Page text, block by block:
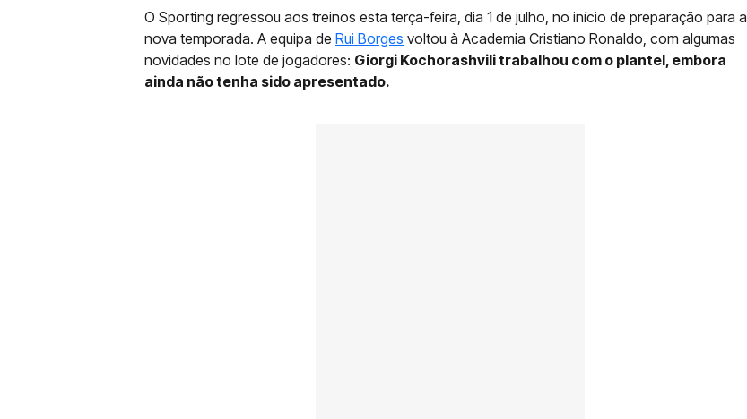
O Sporting regressou aos treinos esta terça-feira, dia 1 de julho, no início de preparação para a
nova temporada. A equipa de Rui Borges voltou à Academia Cristiano Ronaldo, com algumas
novidades no lote de jogadores: Giorgi Kochorashvili trabalhou com o plantel, embora
ainda não tenha sido apresentado.